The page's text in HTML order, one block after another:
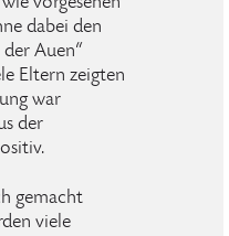
dabei den
der Auen“
Eltern zeigten
war
der
gemacht
viele